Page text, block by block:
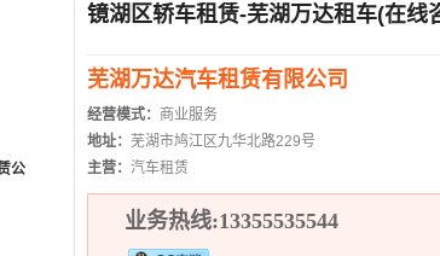
芜湖万达汽车租赁有限公司
经营模式： 商业服务
地址： 芜湖市鸠江区九华北路229号
主营： 汽车租赁
业务热线:13355535544